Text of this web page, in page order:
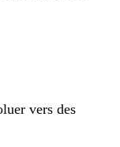
vers des